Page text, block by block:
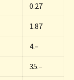
0.27
1.87
4.–
35.–